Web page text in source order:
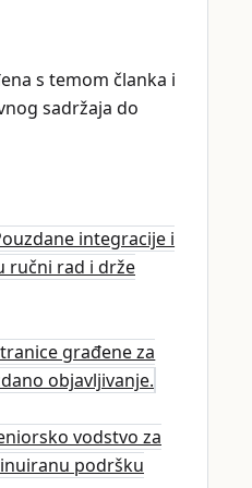
s temom članka i
sadržaja do
integracije i
ručni rad i drže
građene za
objavljivanje.
vodstvo za
podršku